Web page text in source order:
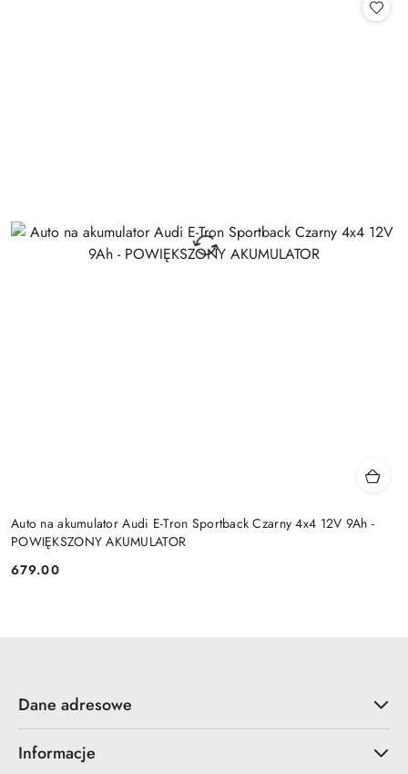
Auto na akumulator Audi E-Tron Sportback Czarny 4x4 12V 9Ah -
POWIĘKSZONY AKUMULATOR
Cena:
679.00
Dane adresowe
Informacje